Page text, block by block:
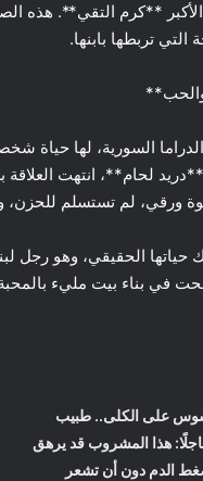
**كرم التقي**. هذه
تربطها بابنها.
لحام**، انتهت العلاقة
ورقي، لم تستسلم
الحقيقي، وهو رجل
بناء بيت مليء بالمحبة
على الكلى.. طبيب
هذا المشروب قد يرهق
الدم دون أن تشعر